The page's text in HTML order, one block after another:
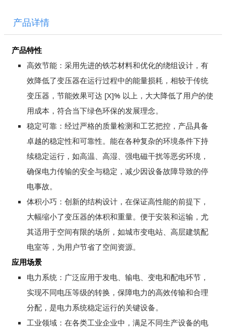
产品详情
产品特性
高效节能：采用先进的铁芯材料和优化的绕组设计，有
效降低了变压器在运行过程中的能量损耗，相较于传统
变压器，节能效果可达 [X]% 以上，大大降低了用户的使
用成本，符合当下绿色环保的发展理念。
稳定可靠：经过严格的质量检测和工艺把控，产品具备
卓越的稳定性和可靠性。能在各种复杂的环境条件下持
续稳定运行，如高温、高湿、强电磁干扰等恶劣环境，
确保电力传输的安全与稳定，减少因设备故障导致的停
电事故。
体积小巧：创新的结构设计，在保证高性能的前提下，
大幅缩小了变压器的体积和重量。便于安装和运输，尤
其适用于空间有限的场所，如城市变电站、高层建筑配
电室等，为用户节省了空间资源。
应用场景
电力系统：广泛应用于发电、输电、变电和配电环节，
实现不同电压等级的转换，保障电力的高效传输和合理
分配，是电力系统稳定运行的关键设备。
工业领域：在各类工业企业中，满足不同生产设备的电